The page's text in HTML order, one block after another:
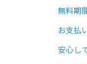
無料期
お支払
安心し